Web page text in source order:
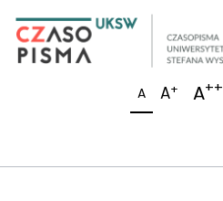
A A+ A++